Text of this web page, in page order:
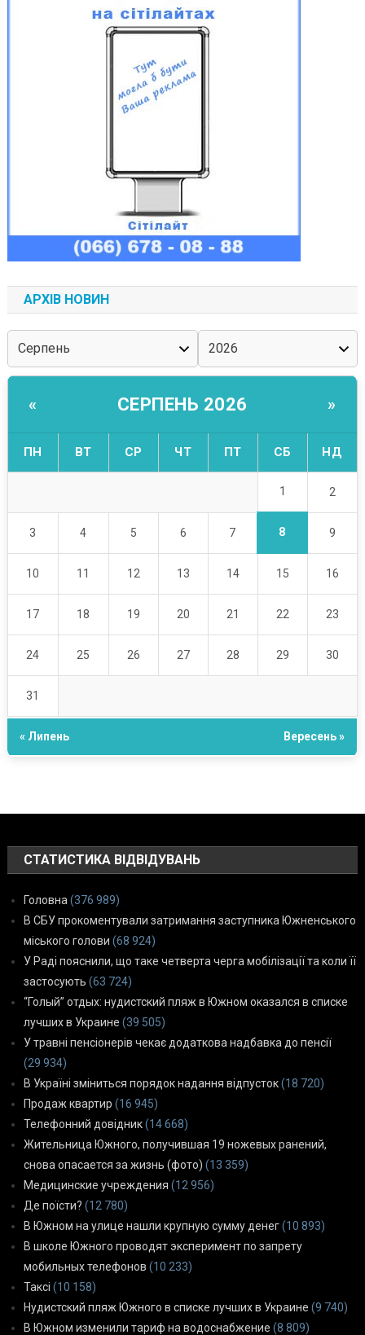
АРХІВ НОВИН
« СЕРПЕНЬ 2026 »
ПН ВТ СР ЧТ ПТ СБ НД
1 2
3 4 5 6 7 8 9
10 11 12 13 14 15 16
17 18 19 20 21 22 23
24 25 26 27 28 29 30
31
« Липень Вересень »
СТАТИСТИКА ВІДВІДУВАНЬ
Головна (376 989)
В СБУ прокоментували затримання заступника Южненського
міського голови (68 924)
У Раді пояснили, що таке четверта черга мобілізації та коли її
застосують (63 724)
“Голый” отдых: нудистский пляж в Южном оказался в списке
лучших в Украине (39 505)
У травні пенсіонерів чекає додаткова надбавка до пенсії
(29 934)
В Україні зміниться порядок надання відпусток(18 720)
Продаж квартир (16 945)
Телефонний довідник(14 668)
Жительница Южного, получившая 19 ножевых ранений,
снова опасается за жизнь (фото) (13 359)
Медицинские учреждения (12 956)
Де поїсти? (12 780)
В Южном на улице нашли крупную сумму денег(10 893)
В школе Южного проводят эксперимент по запрету
мобильных телефонов (10 233)
Таксі (10 158)
Нудистский пляж Южного в списке лучших в Украине (9 740)
В Южном изменили тариф на водоснабжение (8 809)